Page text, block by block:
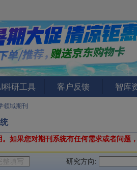
科研工具 客户反馈 智库
领域期刊
如果您对期刊系统有任何需求或者问题
研究方向: